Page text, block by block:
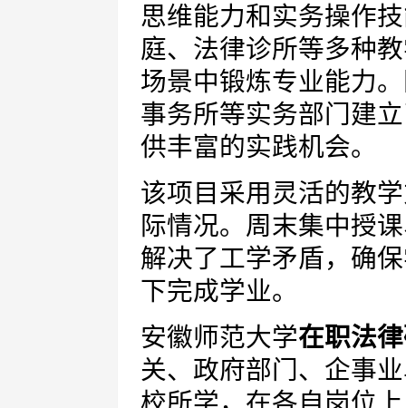
思维能力和实务操作
庭、法律诊所等多种
场景中锻炼专业能力
事务所等实务部门建
供丰富的实践机会。
该项目采用灵活的教
际情况。周末集中授
解决了工学矛盾，确
下完成学业。
安徽师范大学在职法
关、政府部门、企事